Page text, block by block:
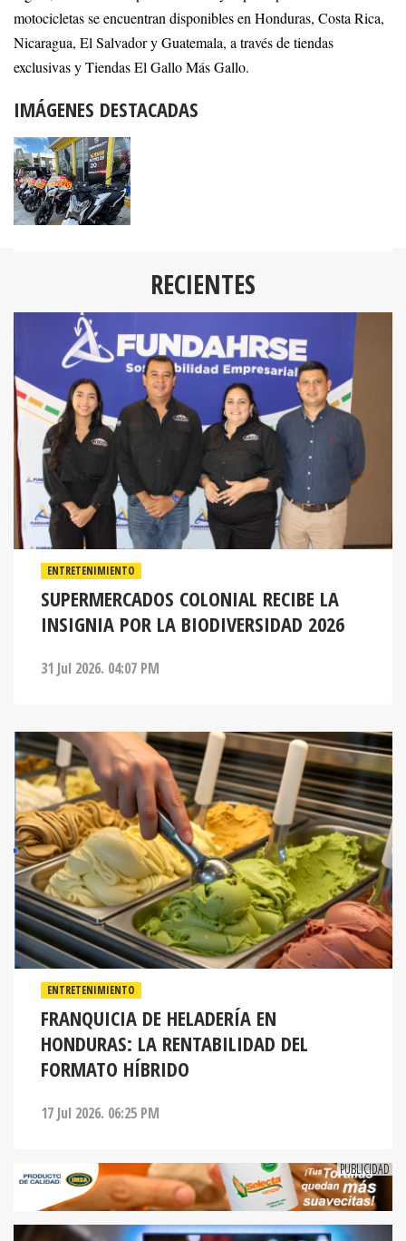
motocicletas se encuentran disponibles en Honduras, Costa Rica,
Nicaragua, El Salvador y Guatemala, a través de tiendas
exclusivas y Tiendas El Gallo Más Gallo.
IMÁGENES DESTACADAS
RECIENTES
ENTRETENIMIENTO
SUPERMERCADOS COLONIAL RECIBE LA
INSIGNIA POR LA BIODIVERSIDAD 2026
31 Jul 2026. 04:07 PM
ENTRETENIMIENTO
FRANQUICIA DE HELADERÍA EN
HONDURAS: LA RENTABILIDAD DEL
FORMATO HÍBRIDO
17 Jul 2026. 06:25 PM